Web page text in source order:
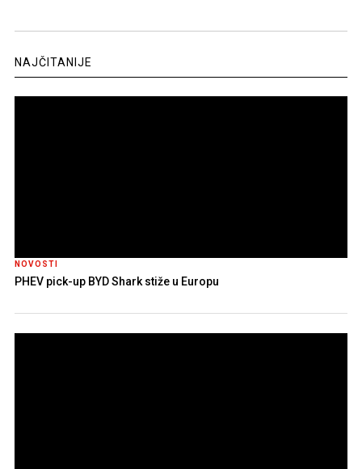
NAJČITANIJE
NOVOSTI
PHEV pick-up BYD Shark stiže u Europu